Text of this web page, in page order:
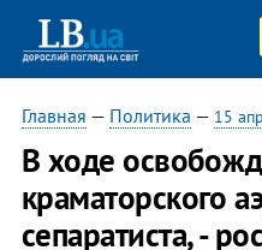
Главная — Политика — 15
В ходе
краматорского
сепаратиста, -